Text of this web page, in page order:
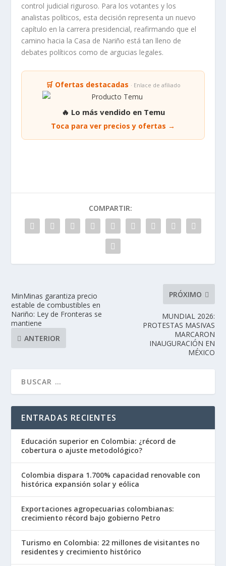
control judicial riguroso. Para los votantes y los
analistas políticos, esta decisión representa un nuevo
capítulo en la carrera presidencial, reafirmando que el
camino hacia la Casa de Nariño está tan lleno de
debates políticos como de argucias legales.
🛒 Ofertas destacadas · Enlace de afiliado
🔥 Lo más vendido en Temu
Toca para ver precios y ofertas →
COMPARTIR:
MinMinas garantiza precio
estable de combustibles en
Nariño: Ley de Fronteras se
mantiene
ANTERIOR
PRÓXIMO
MUNDIAL 2026:
PROTESTAS MASIVAS
MARCARON
INAUGURACIÓN EN
MÉXICO
ENTRADAS RECIENTES
Educación superior en Colombia: ¿récord de
cobertura o ajuste metodológico?
Colombia dispara 1.700% capacidad renovable con
histórica expansión solar y eólica
Exportaciones agropecuarias colombianas:
crecimiento récord bajo gobierno Petro
Turismo en Colombia: 22 millones de visitantes no
residentes y crecimiento histórico